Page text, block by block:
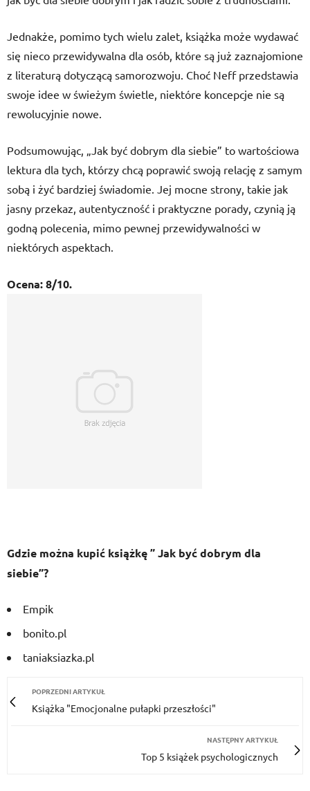
Jednakże, pomimo tych wielu zalet, książka może wydawać
się nieco przewidywalna dla osób, które są już zaznajomione
z literaturą dotyczącą samorozwoju. Choć Neff przedstawia
swoje idee w świeżym świetle, niektóre koncepcje nie są
rewolucyjnie nowe.
Podsumowując, „Jak być dobrym dla siebie” to wartościowa
lektura dla tych, którzy chcą poprawić swoją relację z samym
sobą i żyć bardziej świadomie. Jej mocne strony, takie jak
jasny przekaz, autentyczność i praktyczne porady, czynią ją
godną polecenia, mimo pewnej przewidywalności w
niektórych aspektach.
Ocena: 8/10.
Gdzie można kupić książkę ” Jak być dobrym dla
siebie”?
Empik
bonito.pl
taniaksiazka.pl
POPRZEDNI ARTYKUŁ
Książka "Emocjonalne pułapki przeszłości"
NASTĘPNY ARTYKUŁ
Top 5 książek psychologicznych